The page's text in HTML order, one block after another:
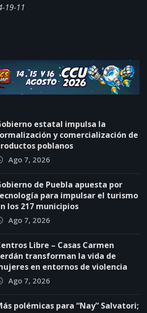
19-11
estatal impulsa la
y comercialización de
poblanos
Ago 7, 2026
de Puebla apuesta por
para impulsar el turismo
los 217 municipios
Ago 7, 2026
Libre – Casas Carmen
transforman la vida de
en entornos de violencia
Ago 7, 2026
polémicas para “Nay” Salvatori;